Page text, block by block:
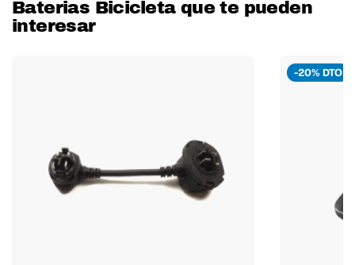
Baterias Bicicleta que te pueden
interesar
-20% DTO